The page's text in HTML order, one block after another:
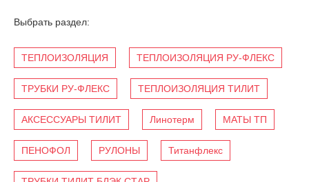
Выбрать раздел:
ТЕПЛОИЗОЛЯЦИЯ ТЕПЛОИЗОЛЯЦИЯ РУ-ФЛЕКС
ТРУБКИ РУ-ФЛЕКС ТЕПЛОИЗОЛЯЦИЯ ТИЛИТ
АКСЕССУАРЫ ТИЛИТ Линотерм МАТЫ ТП
ПЕНОФОЛ РУЛОНЫ Титанфлекс